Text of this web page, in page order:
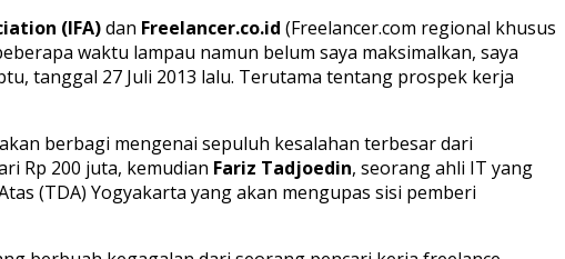
(IFA)dan Freelancer.co.id (Freelancer.com regional khusus
waktu lampau namun belum saya maksimalkan, saya
tanggal 27 Juli 2013 lalu. Terutama tentang prospek kerja
berbagi mengenai sepuluh kesalahan terbesar dari
Rp 200 juta, kemudian Fariz Tadjoedin, seorang ahli IT yang
(TDA) Yogyakarta yang akan mengupas sisi pemberi